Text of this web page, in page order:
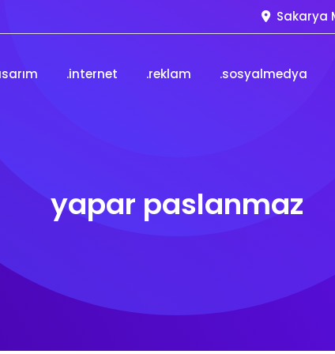
Sakarya
.internet .reklam .sosyalmedya
yapar paslanmaz